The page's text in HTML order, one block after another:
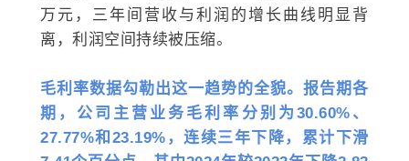
万元，三年间营收与利润的增长曲线明显背
离，利润空间持续被压缩。
毛利率数据勾勒出这一趋势的全貌。报告期各
期，公司主营业务毛利率分别为30.60%、
27.77%和23.19%，连续三年下降，累计下滑